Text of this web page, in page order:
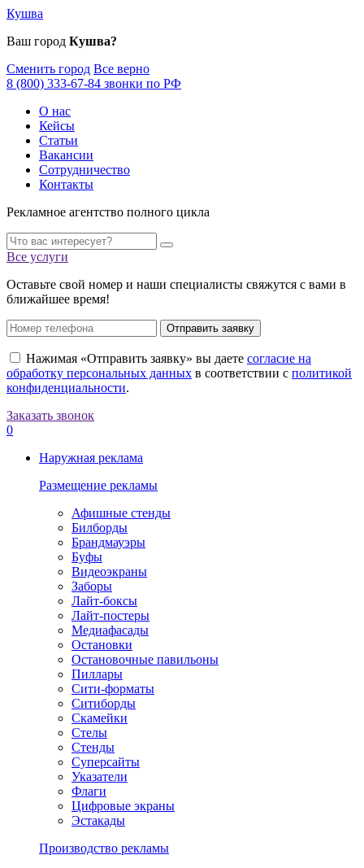
Кушва
Ваш город Кушва?
Сменить город Все верно
8 (800) 333-67-84 звонки по РФ
О нас
Кейсы
Статьи
Вакансии
Сотрудничество
Контакты
Рекламное агентство полного цикла
Все услуги
Оставьте свой номер и наши специалисты свяжутся с вами в
ближайшее время!
Отправить заявку
Нажимая «Отправить заявку» вы даете согласие на
обработку персональных данных в соответствии с политикой
конфиденциальности.
Заказать звонок
0
Наружная реклама
Размещение рекламы
Афишные стенды
Билборды
Брандмауэры
Буфы
Видеоэкраны
Заборы
Лайт-боксы
Лайт-постеры
Медиафасады
Остановки
Остановочные павильоны
Пиллары
Сити-форматы
Ситиборды
Скамейки
Стелы
Стенды
Суперсайты
Указатели
Флаги
Цифровые экраны
Эстакады
Производство рекламы